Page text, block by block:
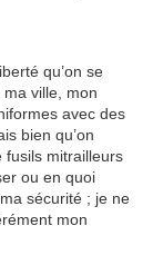
qu’on se
ville, mon
avec des
bien qu’on
fusils mitrailleurs
ou en quoi
sécurité ; je ne
mon